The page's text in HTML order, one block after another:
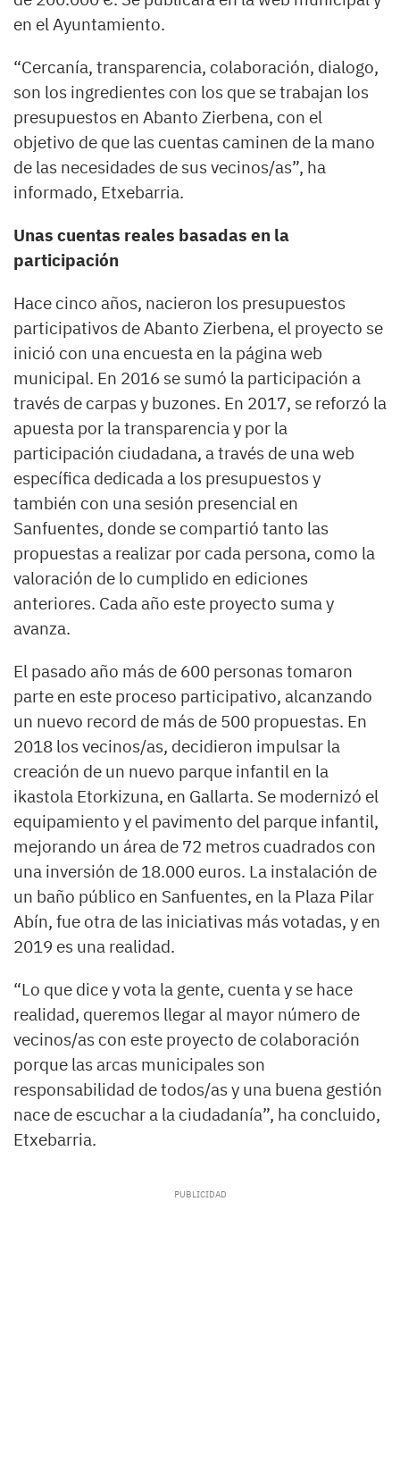
en el Ayuntamiento.
“Cercanía, transparencia, colaboración, dialogo,
son los ingredientes con los que se trabajan los
presupuestos en Abanto Zierbena, con el
objetivo de que las cuentas caminen de la mano
de las necesidades de sus vecinos/as”, ha
informado, Etxebarria.
Unas cuentas reales basadas en la
participación
Hace cinco años, nacieron los presupuestos
participativos de Abanto Zierbena, el proyecto se
inició con una encuesta en la página web
municipal. En 2016 se sumó la participación a
través de carpas y buzones. En 2017, se reforzó la
apuesta por la transparencia y por la
participación ciudadana, a través de una web
específica dedicada a los presupuestos y
también con una sesión presencial en
Sanfuentes, donde se compartió tanto las
propuestas a realizar por cada persona, como la
valoración de lo cumplido en ediciones
anteriores. Cada año este proyecto suma y
avanza.
El pasado año más de 600 personas tomaron
parte en este proceso participativo, alcanzando
un nuevo record de más de 500 propuestas. En
2018 los vecinos/as, decidieron impulsar la
creación de un nuevo parque infantil en la
ikastola Etorkizuna, en Gallarta. Se modernizó el
equipamiento y el pavimento del parque infantil,
mejorando un área de 72 metros cuadrados con
una inversión de 18.000 euros. La instalación de
un baño público en Sanfuentes, en la Plaza Pilar
Abín, fue otra de las iniciativas más votadas, y en
2019 es una realidad.
“Lo que dice y vota la gente, cuenta y se hace
realidad, queremos llegar al mayor número de
vecinos/as con este proyecto de colaboración
porque las arcas municipales son
responsabilidad de todos/as y una buena gestión
nace de escuchar a la ciudadanía”, ha concluido,
Etxebarria.